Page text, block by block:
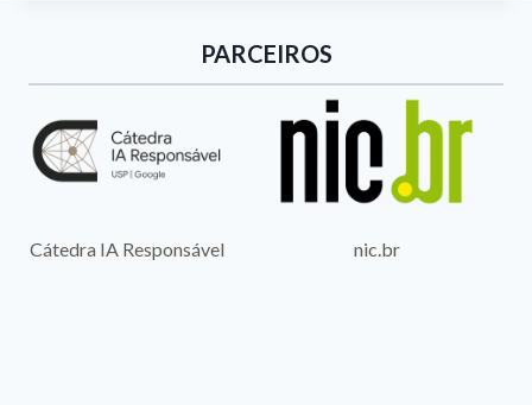
PARCEIROS
Cátedra IA Responsável nic.br